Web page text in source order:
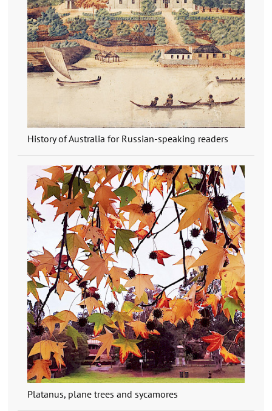
History of Australia for Russian-speaking readers
Platanus, plane trees and sycamores